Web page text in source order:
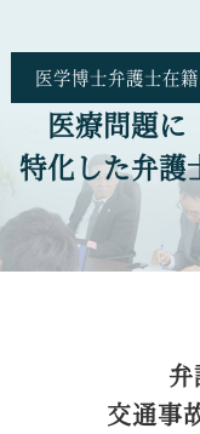
医学博士弁護士在籍
医療問題に
特化した弁護
交通事